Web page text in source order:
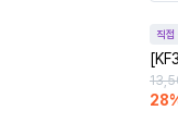
직
28